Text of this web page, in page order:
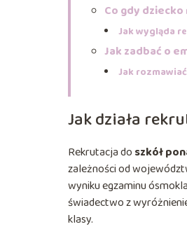
Co gdy
Jak wygląda
Jak zadbać o
Jak
Jak działa
Rekrutacja do szkół
zależności od
wyniku egzaminu
świadectwo z
klasy.